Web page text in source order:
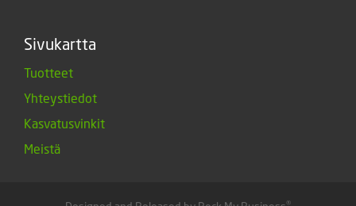
Sivukartta
Tuotteet
Yhteystiedot
Kasvatusvinkit
Meistä
®